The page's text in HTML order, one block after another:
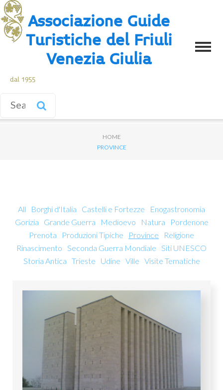
Associazione Guide
Turistiche del Friuli
Venezia Giulia
dal 1955
HOME
PROVINCE
All Borghi d'Italia Castelli e Fortezze
Enogastronomia
Gorizia
Grande Guerra Medioevo Natura
Pordenone
Prenota
Produzioni Tipiche Province
Religione
Rinascimento Seconda Guerra Mondiale Siti UNESCO
Storia Antica Trieste Udine Ville Visite Tematiche